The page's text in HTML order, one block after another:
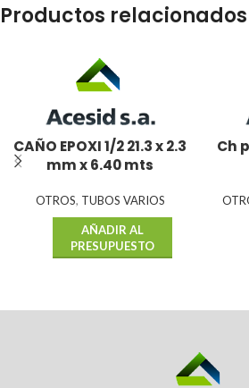
Productos relacionados
CAÑO EPOXI 1/2 21.3 x 2.3
mm x 6.40 mts
OTROS, TUBOS VARIOS
AÑADIR AL
PRESUPUESTO
Ch